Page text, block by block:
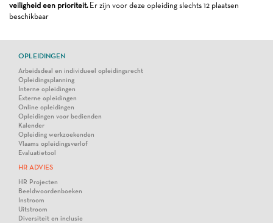
veiligheid een prioriteit. Er zijn voor deze opleiding slechts 12 plaatsen
beschikbaar
OPLEIDINGEN
Arbeidsdeal en individueel opleidingsrecht
Opleidingsplanning
Interne opleidingen
Externe opleidingen
Online opleidingen
Opleidingen voor bedienden
Kalender
Opleiding werkzoekenden
Vlaams opleidingsverlof
Evaluatietool
HR ADVIES
HR Projecten
Beeldwoordenboeken
Instroom
Uitstroom
Diversiteit en inclusie